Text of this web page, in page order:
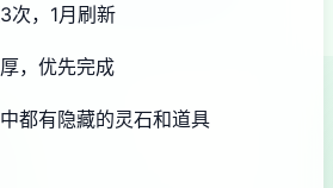
次，1月刷新
，优先完成
都有隐藏的灵石和道具